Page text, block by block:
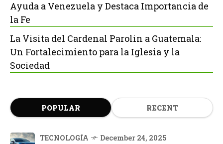
Ayuda a Venezuela y Destaca Importancia de
la Fe
La Visita del Cardenal Parolin a Guatemala:
Un Fortalecimiento para la Iglesia y la
Sociedad
POPULAR RECENT
TECNOLOGÍA December 24, 2025